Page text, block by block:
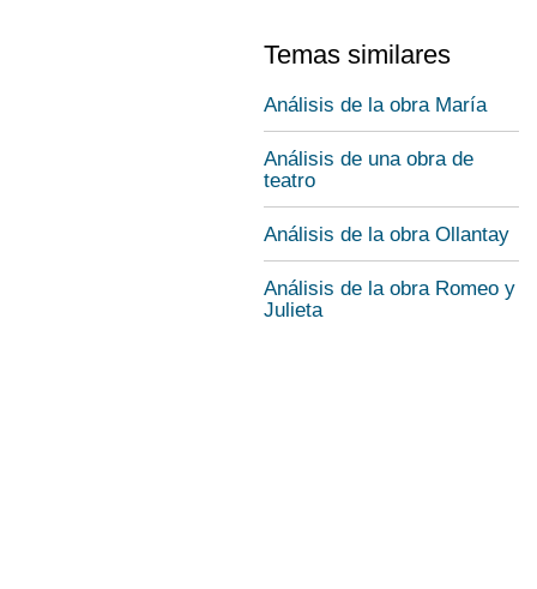
Temas similares
Análisis de la obra María
Análisis de una obra de
teatro
Análisis de la obra Ollantay
Análisis de la obra Romeo y
Julieta